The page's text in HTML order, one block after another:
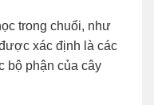
trong chuối, như
xác định là các
bộ phận của cây